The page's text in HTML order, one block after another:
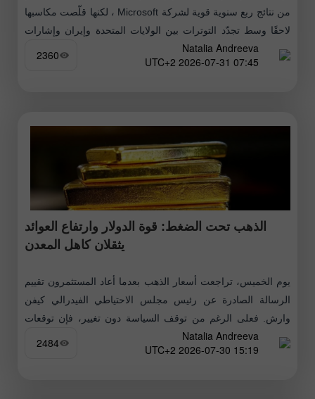
من نتائج ربع سنوية قوية لشركة Microsoft ، لكنها قلّصت مكاسبها
لاحقًا وسط تجدّد التوترات بين الولايات المتحدة وإيران وإشارات
متشددة Natalia Andreeva
07:45 2026-07-31 UTC+2
2360
الذهب تحت الضغط: قوة الدولار وارتفاع العوائد
يثقلان كاهل المعدن
يوم الخميس، تراجعت أسعار الذهب بعدما أعاد المستثمرون تقييم
الرسالة الصادرة عن رئيس مجلس الاحتياطي الفيدرالي كيفن
وارش. فعلى الرغم من توقف السياسة دون تغيير، فإن توقعات
التضخم، وقوة الدولار،
Natalia Andreeva
15:19 2026-07-30 UTC+2
2484